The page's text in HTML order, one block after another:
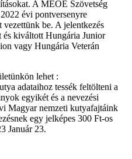
A MEOE Szövetség
évi pontversenyre
vezettünk be. A jelentkezés
és kiváltott Hungária Junior
vagy Hungária Veterán
lehet :
adataihoz tessék feltölteni a
egyikét és a nevezési
Magyar nemzeti kutyafajtáink
egy jelképes 300 Ft-os
Január 23.